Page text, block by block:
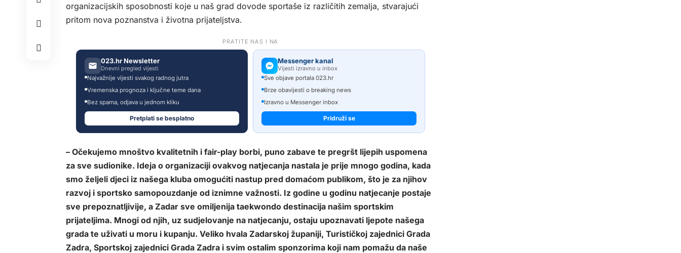
organizacijskih sposobnosti koje u naš grad dovode sportaše iz različitih zemalja, stvarajući
pritom nova poznanstva i životna prijateljstva.
PRATITE NAS I NA
023.hr Newsletter
Dnevni pregled vijesti
Najvažnije vijesti svakog radnog jutra
Vremenska prognoza i ključne teme dana
Bez spama, odjava u jednom kliku
Pretplati se besplatno
Messenger kanal
Vijesti izravno u inbox
Sve objave portala 023.hr
Brze obavijesti o breaking news
Izravno u Messenger inbox
Pridruži se
– Očekujemo mnoštvo kvalitetnih i fair-play borbi, puno zabave te pregršt lijepih uspomena
za sve sudionike. Ideja o organizaciji ovakvog natjecanja nastala je prije mnogo godina, kada
smo željeli djeci iz našega kluba omogućiti nastup pred domaćom publikom, što je za njihov
razvoj i sportsko samopouzdanje od iznimne važnosti. Iz godine u godinu natjecanje postaje
sve prepoznatljivije, a Zadar sve omiljenija taekwondo destinacija našim sportskim
prijateljima. Mnogi od njih, uz sudjelovanje na natjecanju, ostaju upoznavati ljepote našega
grada te uživati u moru i kupanju. Veliko hvala Zadarskoj županiji, Turističkoj zajednici Grada
Zadra, Sportskoj zajednici Grada Zadra i svim ostalim sponzorima koji nam pomažu da naše